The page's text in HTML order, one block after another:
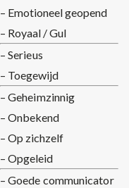
– Emotioneel geopend
– Royaal / Gul
– Serieus
– Toegewijd
– Geheimzinnig
– Onbekend
– Op zichzelf
– Opgeleid
– Goede communicator